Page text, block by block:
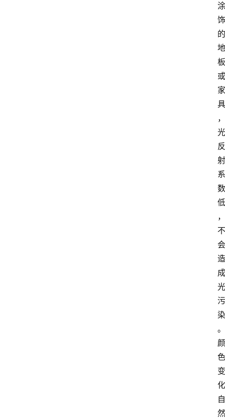
涂
饰
的
地
板
或
家
具
，
光
反
射
系
数
低
，
不
会
造
成
光
污
染
。
颜
色
变
化
自
然